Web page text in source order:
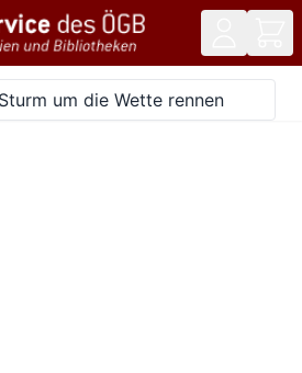
um die Wette rennen